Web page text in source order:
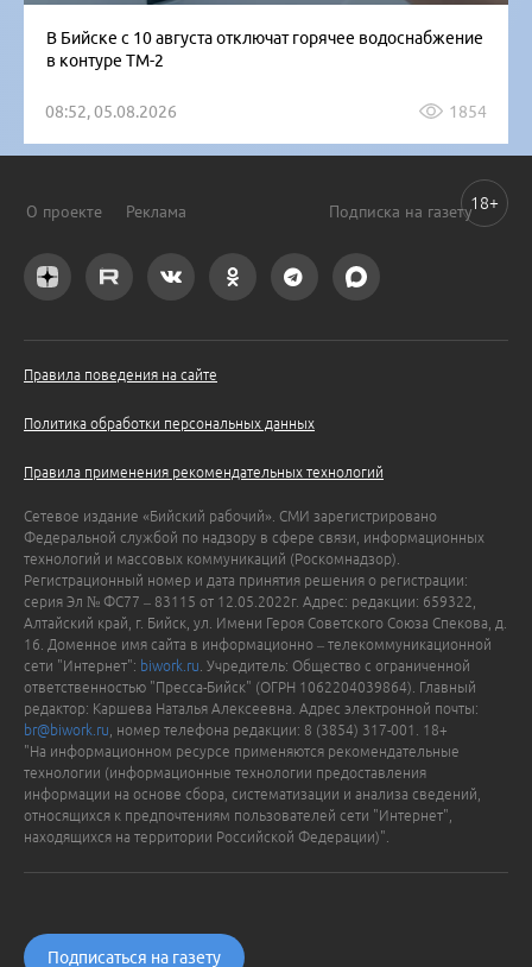
В Бийске с 10 августа отключат горячее водоснабжение
в контуре ТМ-2
08:52, 05.08.2026 1854
О проекте Реклама Подписка на газету
Правила поведения на сайте
Политика обработки персональных данных
Правила применения рекомендательных технологий
Сетевое издание «Бийский рабочий». СМИ зарегистрировано
Федеральной службой по надзору в сфере связи, информационных
технологий и массовых коммуникаций (Роскомнадзор).
Регистрационный номер и дата принятия решения о регистрации:
серия Эл № ФС77 – 83115 от 12.05.2022г. Адрес: редакции: 659322,
Алтайский край, г. Бийск, ул. Имени Героя Советского Союза Спекова, д.
16. Доменное имя сайта в информационно – телекоммуникационной
сети "Интернет": biwork.ru . Учредитель: Общество с ограниченной
ответственностью "Пресса-Бийск" (ОГРН 1062204039864). Главный
редактор: Каршева Наталья Алексеевна. Адрес электронной почты:
br@biwork.ru , номер телефона редакции: 8 (3854) 317-001. 18+
"На информационном ресурсе применяются рекомендательные
технологии (информационные технологии предоставления
информации на основе сбора, систематизации и анализа сведений,
относящихся к предпочтениям пользователей сети "Интернет",
находящихся на территории Российской Федерации)".
Подписаться на газету
18+